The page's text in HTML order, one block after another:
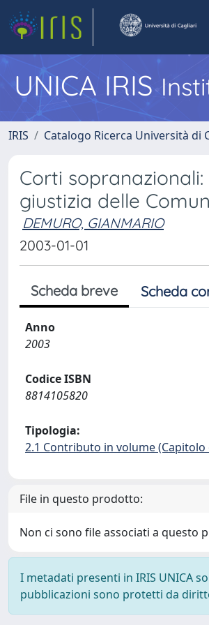
UNICA IRIS
IRIS Catalogo Ricerca Università di
Corti
giustizia delle
DEMURO, GIANMARIO
2003-01-01
Scheda breve Scheda
Anno
2003
Codice ISBN
8814105820
Tipologia:
2.1 Contributo in volume (Capitolo
File in questo prodotto:
Non ci sono file associati a questo
I metadati presenti in IRIS UNICA
pubblicazioni sono protetti da